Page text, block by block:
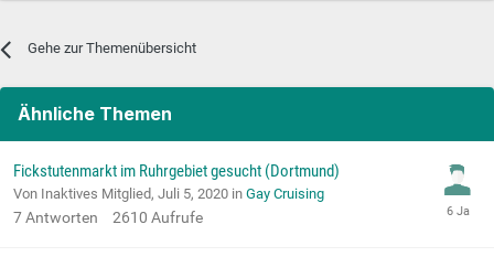
Gehe zur Themenübersicht
Ähnliche Themen
Fickstutenmarkt im Ruhrgebiet gesucht (Dortmund)
Von Inaktives Mitglied, Juli 5, 2020 in Gay Cruising
7Antworten 2610 Aufrufe